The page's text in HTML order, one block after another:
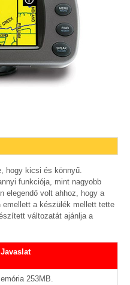
hogy kicsi és könnyű.
funkciója, mint nagyobb
elegendő volt ahhoz, hogy a
emellett a készülék mellett tette
változatát ajánlja a
Javaslat
253MB.